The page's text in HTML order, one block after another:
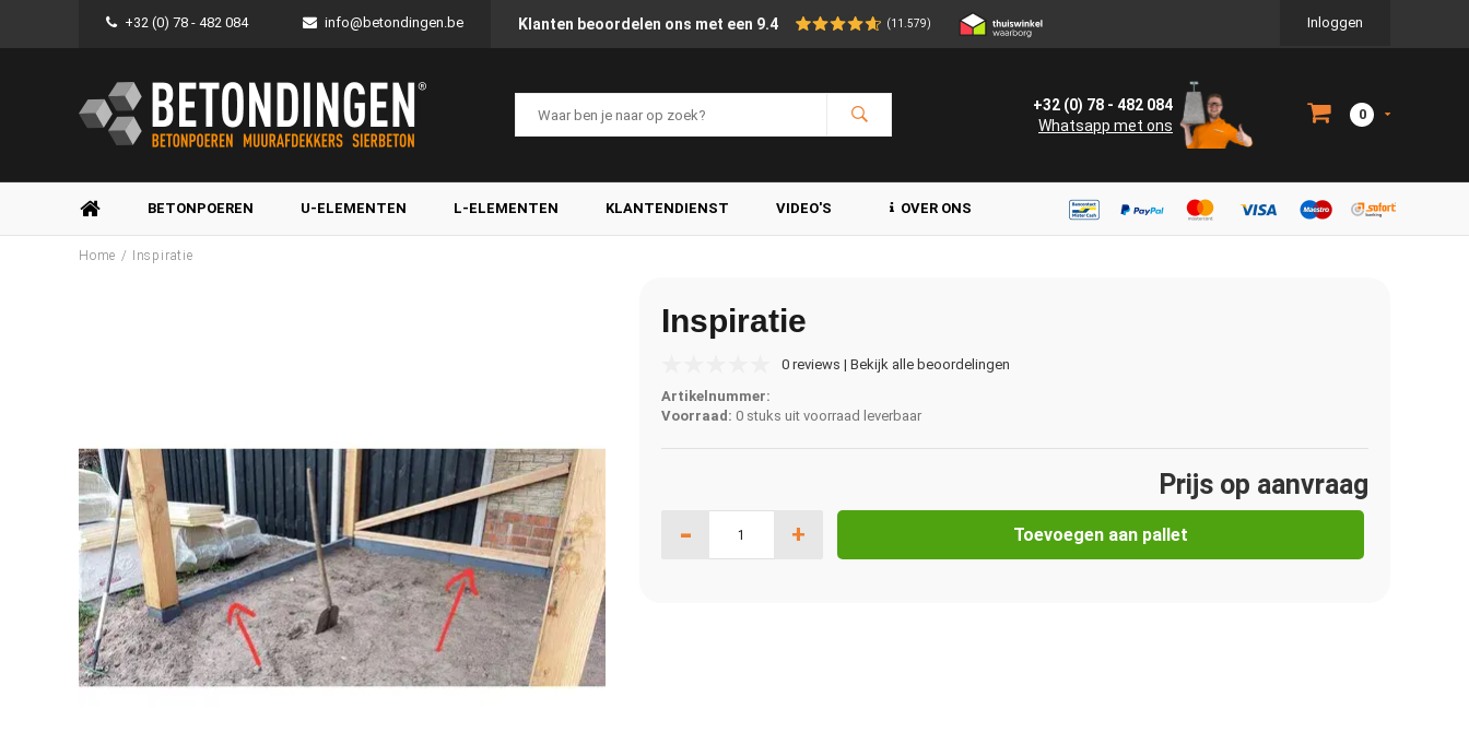
+32 (0) 78 - 482 084 info@betondingen.be Klanten beoordelen ons met een 9.4 (11.579) Inloggen
+32 (0) 78 - 482 084
Whatsapp met ons
0
BETONPOEREN U-ELEMENTEN L-ELEMENTEN KLANTENDIENST VIDEO'S OVER ONS
Home / Inspiratie
Inspiratie
0 reviews | Bekijk alle beoordelingen
Artikelnummer:
Voorraad: 0 stuks uit voorraad leverbaar
Prijs op aanvraag
- + Toevoegen aan pallet